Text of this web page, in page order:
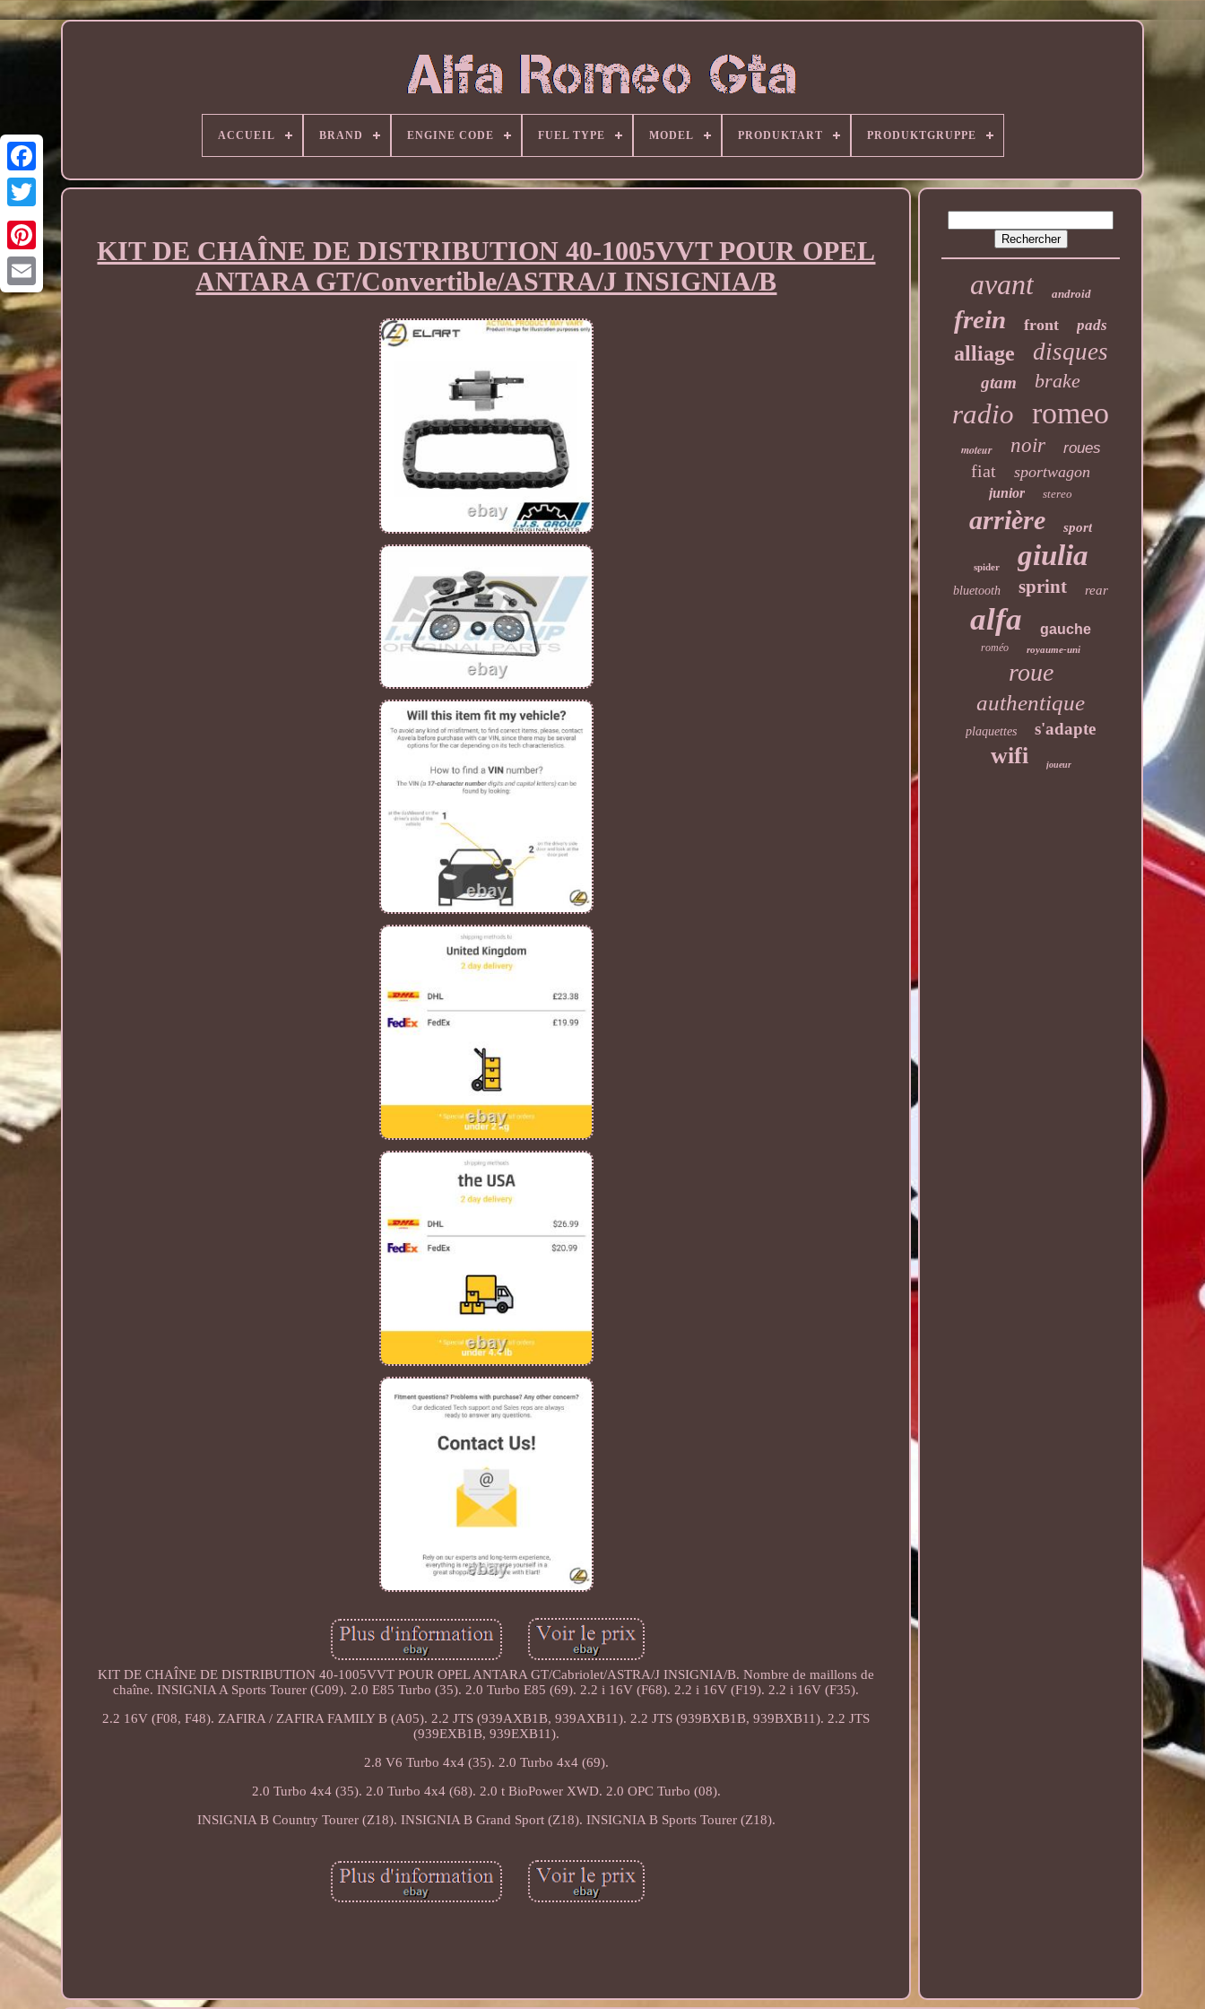
ACCUEIL BRAND ENGINE CODE FUEL TYPE MODEL PRODUKTART PRODUKTGRUPPE
KIT DE CHAÎNE DE DISTRIBUTION 40-1005VVT POUR OPEL
ANTARA GT/Convertible/ASTRA/J INSIGNIA/B
KIT DE CHAÎNE DE DISTRIBUTION 40-1005VVT POUR OPEL ANTARA GT/Cabriolet/ASTRA/J INSIGNIA/B. Nombre de maillons de
chaîne. INSIGNIA A Sports Tourer (G09). 2.0 E85 Turbo (35). 2.0 Turbo E85 (69). 2.2 i 16V (F68). 2.2 i 16V (F19). 2.2 i 16V (F35).
2.2 16V (F08, F48). ZAFIRA / ZAFIRA FAMILY B (A05). 2.2 JTS (939AXB1B, 939AXB11). 2.2 JTS (939BXB1B, 939BXB11). 2.2 JTS
(939EXB1B, 939EXB11).
2.8 V6 Turbo 4x4 (35). 2.0 Turbo 4x4 (69).
2.0 Turbo 4x4 (35). 2.0 Turbo 4x4 (68). 2.0 t BioPower XWD. 2.0 OPC Turbo (08).
INSIGNIA B Country Tourer (Z18). INSIGNIA B Grand Sport (Z18). INSIGNIA B Sports Tourer (Z18).
avant android
frein front pads
alliage disques
gtam brake
radio romeo
moteur noir roues
fiat sportwagon
junior stereo
arrière sport
spider giulia
bluetooth sprint rear
alfa gauche
roméo royaume-uni
roue
authentique
plaquettes s'adapte
wifi joueur